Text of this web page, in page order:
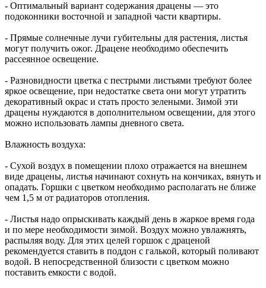
- Оптимальный вариант содержания драцены — это
подоконники восточной и западной части квартиры.
- Прямые солнечные лучи губительны для растения, листья
могут получить ожог. Драцене необходимо обеспечить
рассеянное освещение.
- Разновидности цветка с пестрыми листьями требуют более
яркое освещение, при недостатке света они могут утратить
декоративный окрас и стать просто зелеными. Зимой эти
драцены нуждаются в дополнительном освещении, для этого
можно использовать лампы дневного света.
Влажность воздуха:
- Сухой воздух в помещении плохо отражается на внешнем
виде драцены, листья начинают сохнуть на кончиках, вянуть и
опадать. Горшки с цветком необходимо располагать не ближе
чем 1,5 м от радиаторов отопления.
- Листья надо опрыскивать каждый день в жаркое время года
и по мере необходимости зимой. Воздух можно увлажнять,
распыляя воду. Для этих целей горшок с драценой
рекомендуется ставить в поддон с галькой, который поливают
водой. В непосредственной близости с цветком можно
поставить емкости с водой.